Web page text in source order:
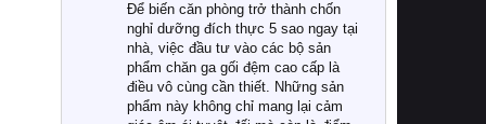
Để biến căn phòng trở thành chốn
nghỉ dưỡng đích thực 5 sao ngay tại
nhà, việc đầu tư vào các bộ sản
phẩm chăn ga gối đệm cao cấp là
điều vô cùng cần thiết. Những sản
phẩm này không chỉ mang lại cảm